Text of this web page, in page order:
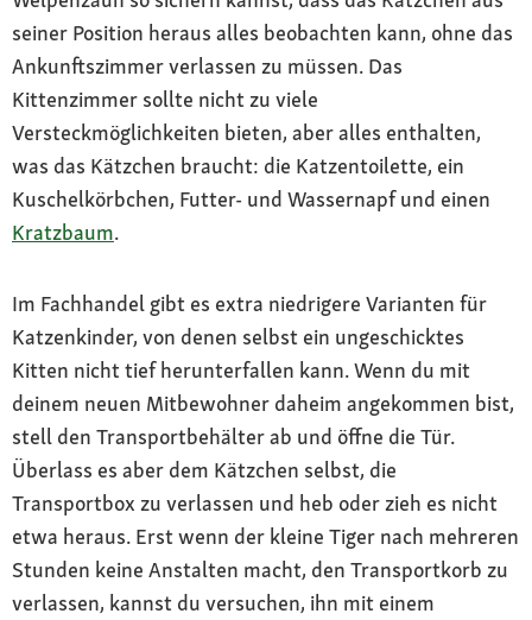
seiner Position heraus alles beobachten kann, ohne das
Ankunftszimmer verlassen zu müssen. Das
Kittenzimmer sollte nicht zu viele
Versteckmöglichkeiten bieten, aber alles enthalten,
was das Kätzchen braucht: die Katzentoilette, ein
Kuschelkörbchen, Futter- und Wassernapf und einen
Kratzbaum.
Im Fachhandel gibt es extra niedrigere Varianten für
Katzenkinder, von denen selbst ein ungeschicktes
Kitten nicht tief herunterfallen kann. Wenn du mit
deinem neuen Mitbewohner daheim angekommen bist,
stell den Transportbehälter ab und öffne die Tür.
Überlass es aber dem Kätzchen selbst, die
Transportbox zu verlassen und heb oder zieh es nicht
etwa heraus. Erst wenn der kleine Tiger nach mehreren
Stunden keine Anstalten macht, den Transportkorb zu
verlassen, kannst du versuchen, ihn mit einem